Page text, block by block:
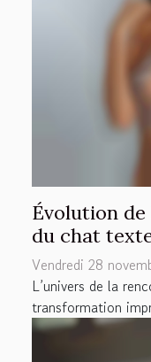
Évolution
du chat
Vendredi 28
L’univers de la
transformation